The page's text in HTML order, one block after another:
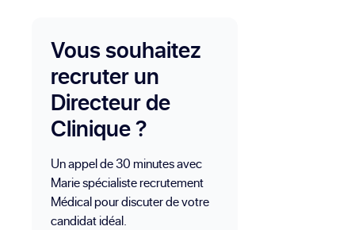
Vous souhaitez
recruter un
Directeur de
Clinique ?
Un appel de 30 minutes avec
Marie spécialiste recrutement
Médical pour discuter de votre
candidat idéal.